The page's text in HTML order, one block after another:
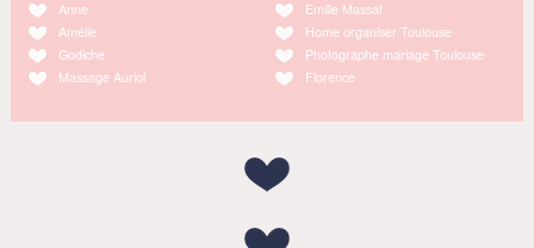
Anne
Amélie
Godiche
Massage Auriol
Emilie Massal
Home organiser Toulouse
Photographe mariage Toulouse
Florence